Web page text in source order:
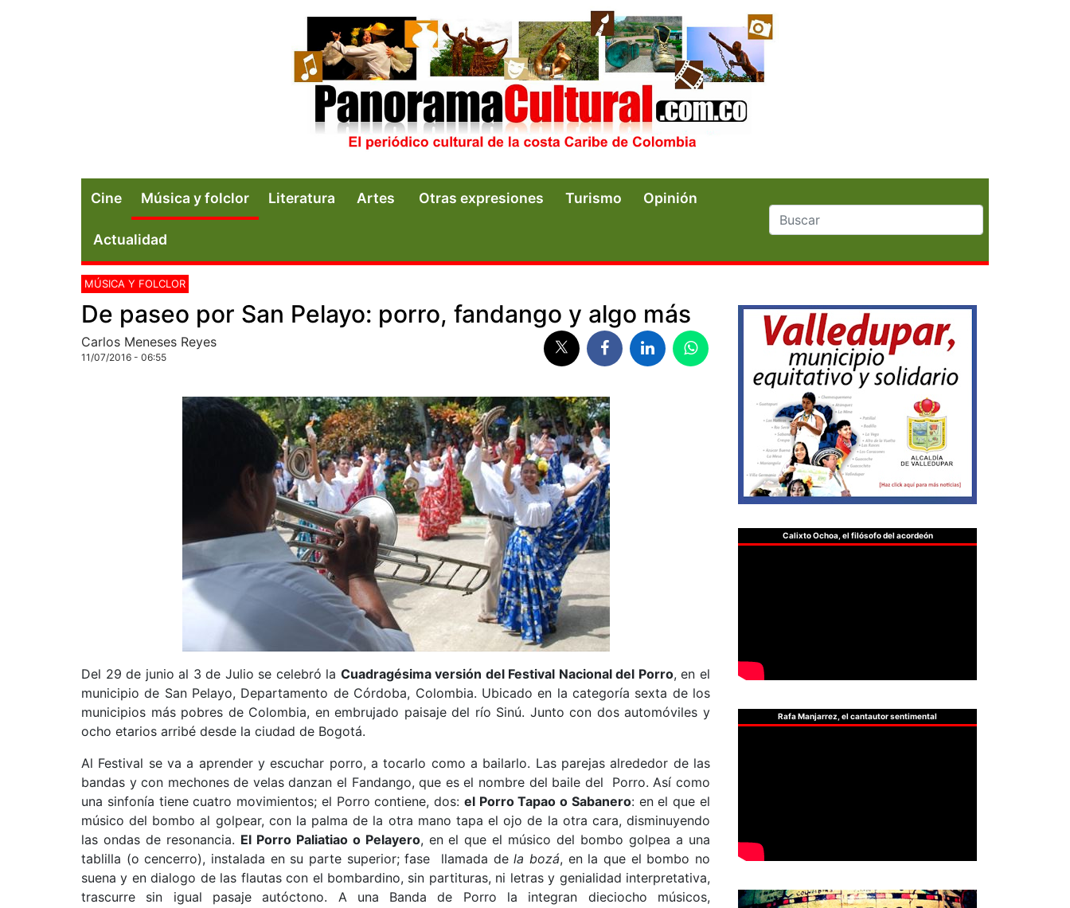
Cine Música y folclor Literatura Artes Otras expresiones Turismo Opinión
Actualidad
MÚSICA Y FOLCLOR
De paseo por San Pelayo: porro, fandango y algo más
Carlos Meneses Reyes
11/07/2016 - 06:55
Del 29 de junio al 3 de Julio se celebró la Cuadragésima versión del Festival Nacional del Porro, en el
municipio de San Pelayo, Departamento de Córdoba, Colombia. Ubicado en la categoría sexta de los
municipios más pobres de Colombia, en embrujado paisaje del río Sinú. Junto con dos automóviles y
ocho etarios arribé desde la ciudad de Bogotá.
Al Festival se va a aprender y escuchar porro, a tocarlo como a bailarlo. Las parejas alrededor de las
bandas y con mechones de velas danzan el Fandango, que es el nombre del baile del Porro. Así como
una sinfonía tiene cuatro movimientos; el Porro contiene, dos: el Porro Tapao o Sabanero: en el que el
músico del bombo al golpear, con la palma de la otra mano tapa el ojo de la otra cara, disminuyendo
las ondas de resonancia. El Porro Paliatiao o Pelayero, en el que el músico del bombo golpea a una
tablilla (o cencerro), instalada en su parte superior; fase llamada dela bozá, en la que el bombo no
suena y en dialogo de las flautas con el bombardino, sin partituras, ni letras y genialidad interpretativa,
trascurre sin igual pasaje autóctono. A una Banda de Porro la integran dieciocho músicos,
Calixto Ochoa, el filósofo del acordeón
Rafa Manjarrez, el cantautor sentimental